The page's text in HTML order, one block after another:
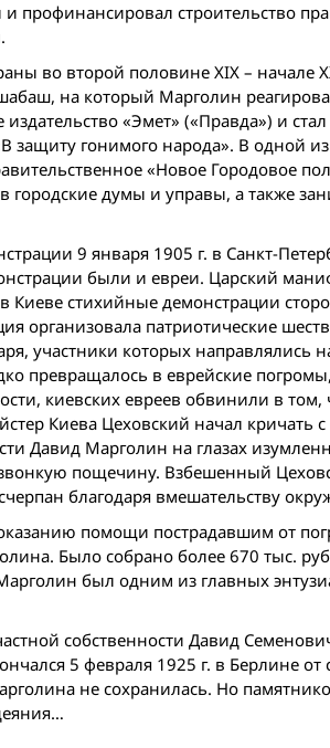
профинансировал строительство
во второй половине ХIХ – начале
на который Марголин
«Эмет» («Правда») и
гонимого народа». В одной
«Новое Городовое
думы и управы, а также
9 января 1905 г. в Санкт-
были и евреи. Царский
Киеве стихийные демонстрации
организовала патриотические
участники которых направлялись
превращалось в еврейские
киевских евреев обвинили в том,
Киева Цеховский начал кричать
Давид Марголин на глазах
пощечину. Взбешенный
благодаря вмешательству
помощи пострадавшим от
Было собрано более 670 тыс.
был одним из главных
собственности Давид
5 февраля 1925 г. в Берлине от
не сохранилась. Но